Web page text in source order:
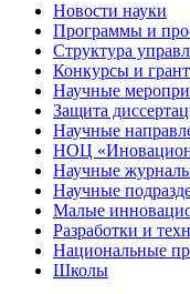
Новости науки
Программы и
Структура
Конкурсы и
Научные
Защита
Научные
НОЦ
Научные
Научные
Малые
Разработки и
Национальные
Школы